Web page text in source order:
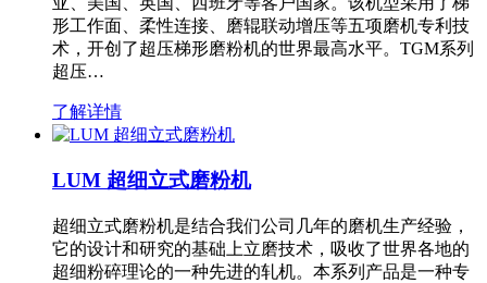
形工作面、柔性连接、磨辊联动增压等五项磨机专利技
术，开创了超压梯形磨粉机的世界最高水平。TGM系列
超压…
了解详情
LUM 超细立式磨粉机
超细立式磨粉机是结合我们公司几年的磨机生产经验，
它的设计和研究的基础上立磨技术，吸收了世界各地的
超细粉碎理论的一种先进的轧机。本系列产品是一种专